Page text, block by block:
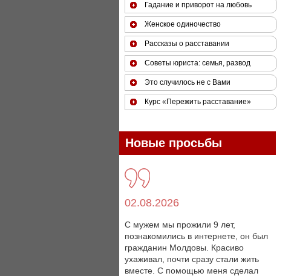
Гадание и приворот на любовь
Женское одиночество
Рассказы о расставании
Советы юриста: семья, развод
Это случилось не с Вами
Курс «Пережить расставание»
Новые просьбы
02.08.2026
С мужем мы прожили 9 лет,
познакомились в интернете, он был
гражданин Молдовы. Красиво
ухаживал, почти сразу стали жить
вместе. С помощью меня сделал